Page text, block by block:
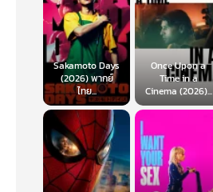
Sakamoto Days
(2026) พากย์
ไทย...
Once Upon a
Time in a
Cinema (2026)...